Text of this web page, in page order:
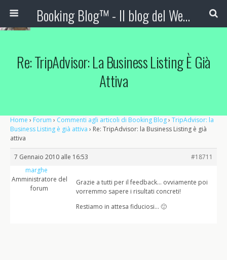
Booking Blog™ - Il blog del Web Marketing Turistico
Re: TripAdvisor: La Business Listing È Già
Attiva
Home › Forum › Commenti agli articoli di Booking Blog› TripAdvisor: la
Business Listing è già attiva › Re: TripAdvisor: la Business Listing è già
attiva
7 Gennaio 2010 alle 16:53
#18711
marghe
Amministratore del
forum
Grazie a tutti per il feedback… ovviamente poi
vorremmo sapere i risultati concreti!
Restiamo in attesa fiduciosi… 🙂